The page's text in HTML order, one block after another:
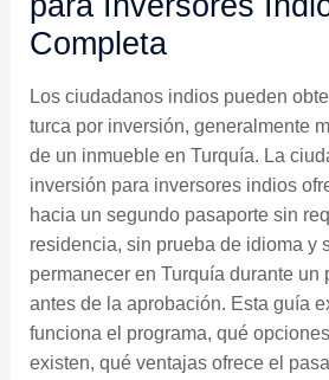
Completa
Los ciudadanos indios pueden
turca por inversión, generalmente
de un inmueble en Turquía. La
inversión para inversores indios
hacia un segundo pasaporte sin
residencia, sin prueba de idioma y
permanecer en Turquía durante un
antes de la aprobación. Esta guía
funciona el programa, qué
existen, qué ventajas ofrece el